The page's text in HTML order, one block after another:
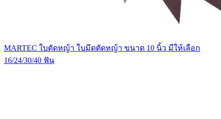
MARTEC ใบตัดหญ้า ใบมีดตัดหญ้า ขนาด 10 นิ้ว มีให้เลือก
16/24/30/40 ฟัน